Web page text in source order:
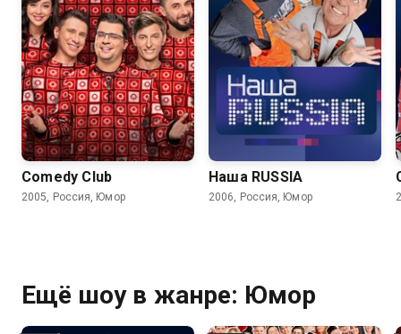
Comedy Club
2005, Россия, Юмор
6.2 6.2
Наша RUSSIA
2006, Россия, Юмор
Ещё шоу в жанре: Юмор